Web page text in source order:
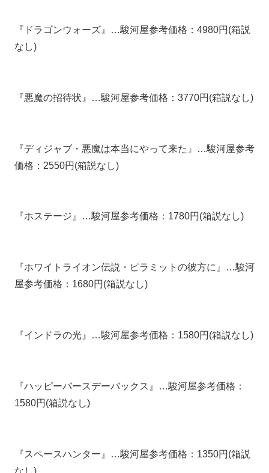
『ドラゴンウォーズ』…駿河屋参考価格：4980円(箱説
なし)
『悪魔の招待状』…駿河屋参考価格：3770円(箱説なし)
『ディジャブ・悪魔は本当にやって来た』…駿河屋参考
価格：2550円(箱説なし)
『ホステージ』…駿河屋参考価格：1780円(箱説なし)
『ホワイトライオン伝説・ピラミットの彼方に』…駿河
屋参考価格：1680円(箱説なし)
『インドラの光』…駿河屋参考価格：1580円(箱説なし)
『ハッピーバースデーバックス』…駿河屋参考価格：
1580円(箱説なし)
『スペースハンター』…駿河屋参考価格：1350円(箱説
なし)